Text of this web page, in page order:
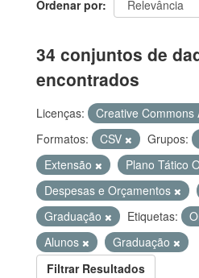
Ordenar por
34 conjuntos de
encontrados
Licenças:
Creative Commons
Formatos:
CSV Grupos:
Extensão
Plano Tático
Despesas e Orçamentos
Graduação
Etiquetas:
Alunos
Graduação
Filtrar Resultados